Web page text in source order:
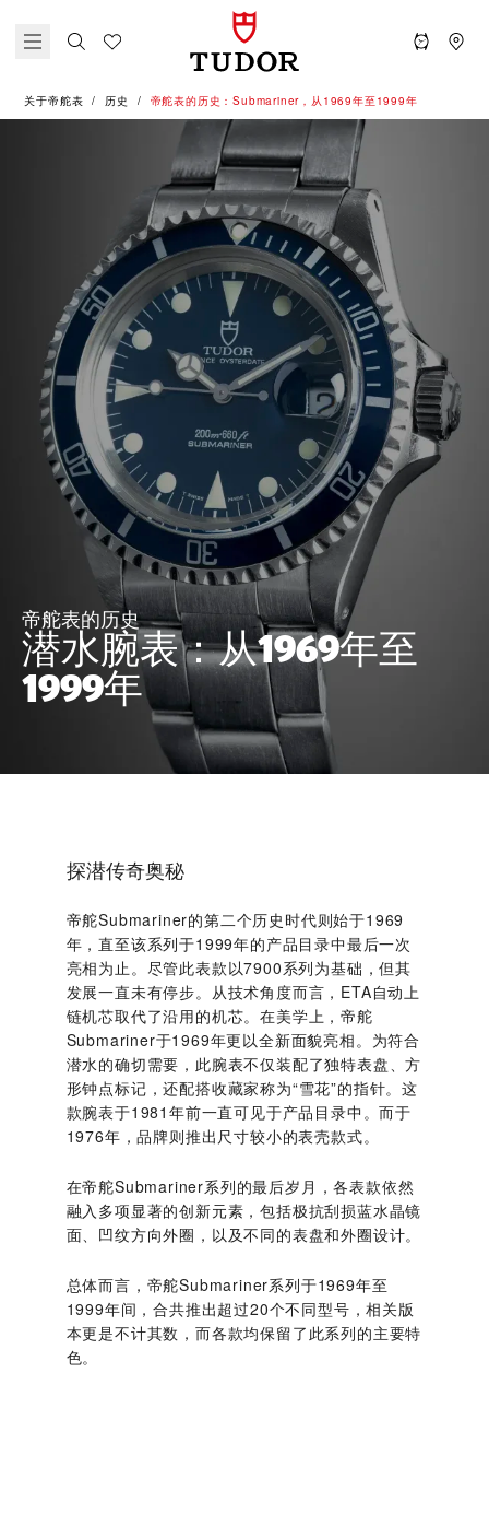
关于帝舵表 历史 帝舵表的历史：Submariner，从1969年至1999年
帝舵表的历史
潜水腕表：从1969年至
1999年
探潜传奇奥秘
帝舵Submariner的第二个历史时代则始于1969
年，直至该系列于1999年的产品目录中最后一次
亮相为止。尽管此表款以7900系列为基础，但其
发展一直未有停步。从技术角度而言，ETA自动上
链机芯取代了沿用的机芯。在美学上，帝舵
Submariner于1969年更以全新面貌亮相。为符合
潜水的确切需要，此腕表不仅装配了独特表盘、方
形钟点标记，还配搭收藏家称为“雪花”的指针。这
款腕表于1981年前一直可见于产品目录中。而于
1976年，品牌则推出尺寸较小的表壳款式。
在帝舵Submariner系列的最后岁月，各表款依然
融入多项显著的创新元素，包括极抗刮损蓝水晶镜
面、凹纹方向外圈，以及不同的表盘和外圈设计。
总体而言，帝舵Submariner系列于1969年至
1999年间，合共推出超过20个不同型号，相关版
本更是不计其数，而各款均保留了此系列的主要特
色。